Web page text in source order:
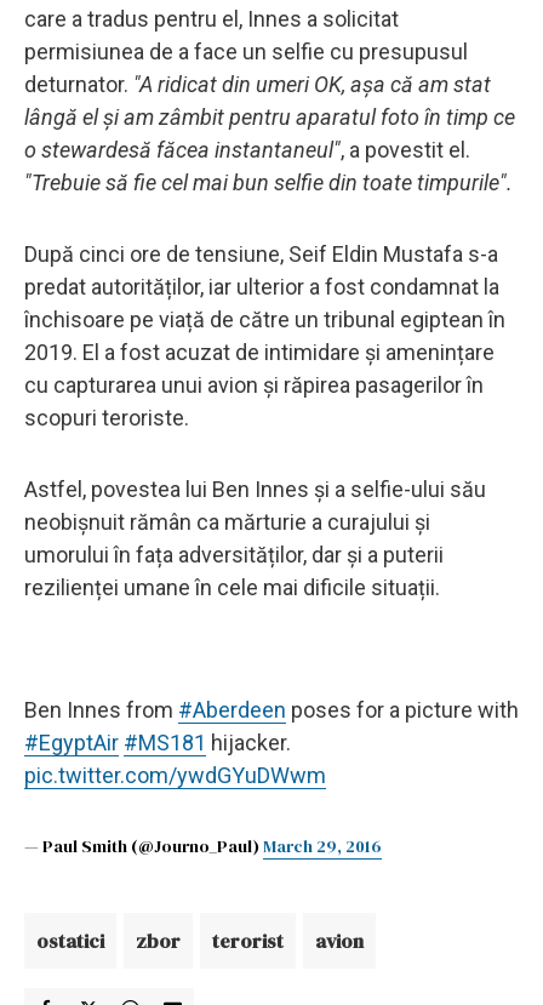
care a tradus pentru el, Innes a solicitat
permisiunea de a face un selfie cu presupusul
deturnator. "A ridicat din umeri OK, așa că am stat
lângă el și am zâmbit pentru aparatul foto în timp ce
o stewardesă făcea instantaneul", a povestit el.
"Trebuie să fie cel mai bun selfie din toate timpurile".
După cinci ore de tensiune, Seif Eldin Mustafa s-a
predat autorităților, iar ulterior a fost condamnat la
închisoare pe viață de către un tribunal egiptean în
2019. El a fost acuzat de intimidare și amenințare
cu capturarea unui avion și răpirea pasagerilor în
scopuri teroriste.
Astfel, povestea lui Ben Innes și a selfie-ului său
neobișnuit rămân ca mărturie a curajului și
umorului în fața adversităților, dar și a puterii
rezilienței umane în cele mai dificile situații.
Ben Innes from #Aberdeen poses for a picture with
#EgyptAir #MS181 hijacker.
pic.twitter.com/ywdGYuDWwm
— Paul Smith (@Journo_Paul)March 29, 2016
ostatici zbor terorist avion